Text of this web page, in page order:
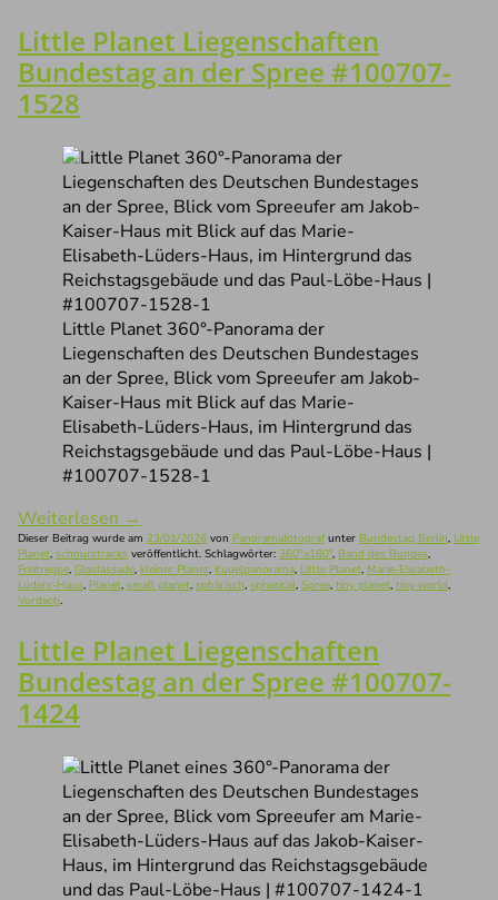
Little Planet Liegenschaften
Bundestag an der Spree #100707-
1528
Little Planet 360°-Panorama der
Liegenschaften des Deutschen Bundestages
an der Spree, Blick vom Spreeufer am Jakob-
Kaiser-Haus mit Blick auf das Marie-
Elisabeth-Lüders-Haus, im Hintergrund das
Reichstagsgebäude und das Paul-Löbe-Haus |
#100707-1528-1
Weiterlesen →
Dieser Beitrag wurde am 23/01/2026 von Panoramafotografunter Bundestag Berlin, Little
Planet, schnurstracks veröffentlicht. Schlagwörter: 360°x180°, Band des Bundes,
Freitreppe, Glasfassade, kleiner Planet, Kugelpanorama, Little Planet, Marie-Elisabeth-
Lüders-Haus, Planet, small planet, sphärisch, spherical, Spree, tiny planet, tiny world,
Vordach.
Little Planet Liegenschaften
Bundestag an der Spree #100707-
1424